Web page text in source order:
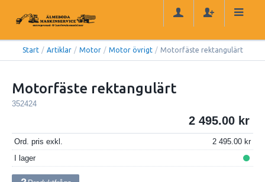
Start / Artiklar / Motor / Motor övrigt / Motorfäste rektangulärt
Motorfäste rektangulärt
352424
2 495.00
Ord. pris exkl.
2 495.00
I lager